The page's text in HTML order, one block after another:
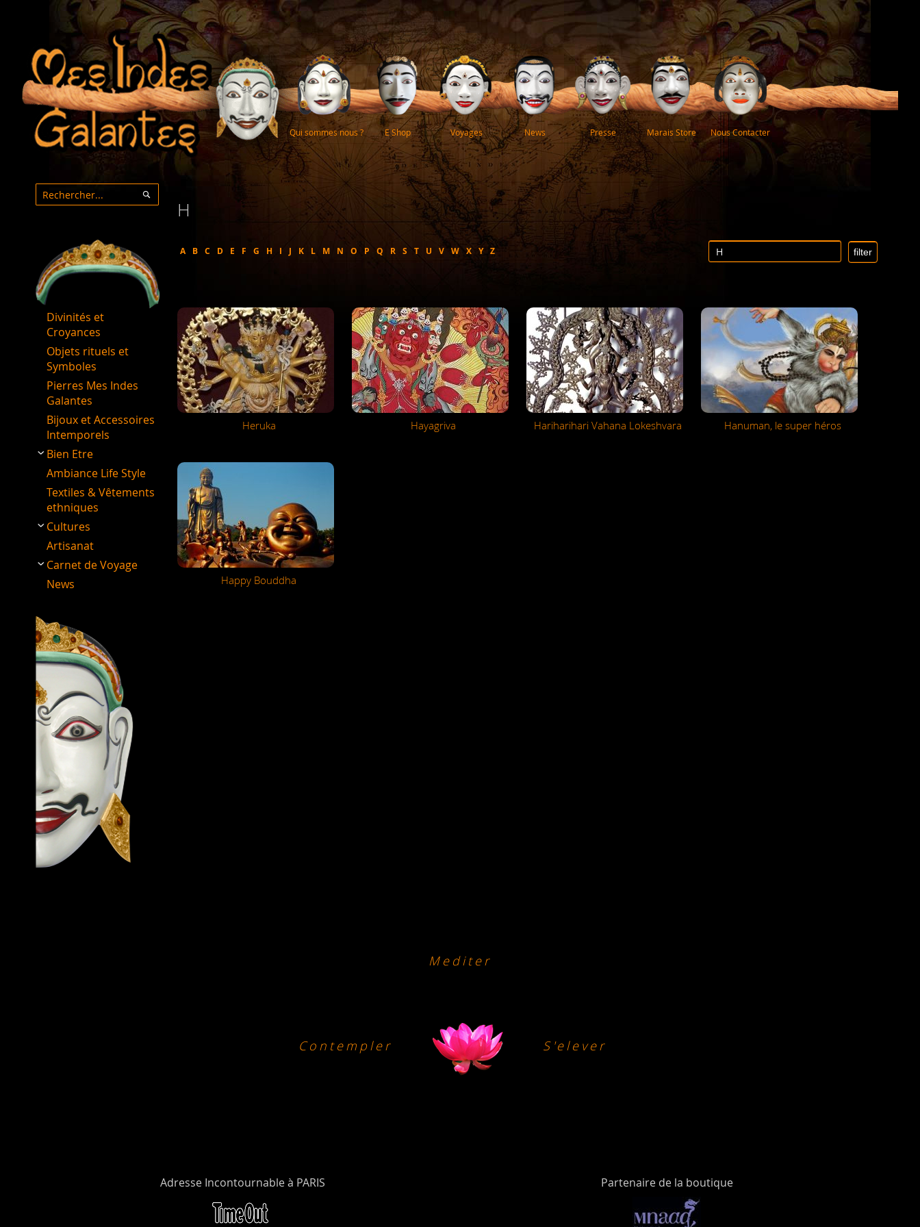
Qui sommes nous ? E Shop Voyages News Presse Marais Store Nous Contacter
H
A B C D E F G H I J K L M N O P Q R S T U V W X Y Z
Heruka Hayagriva Hariharihari Vahana Lokeshvara Hanuman, le super héros
Happy Bouddha
Rechercher Rechercher
Divinités et
Croyances
Objets rituels et
Symboles
Pierres Mes Indes
Galantes
Bijoux et Accessoires
Intemporels
Bien Etre
Ambiance Life Style
Textiles & Vêtements
ethniques
Cultures
Artisanat
Carnet de Voyage
News
Mediter
Contempler S'elever
Adresse Incontournable à PARIS Partenaire de la boutique